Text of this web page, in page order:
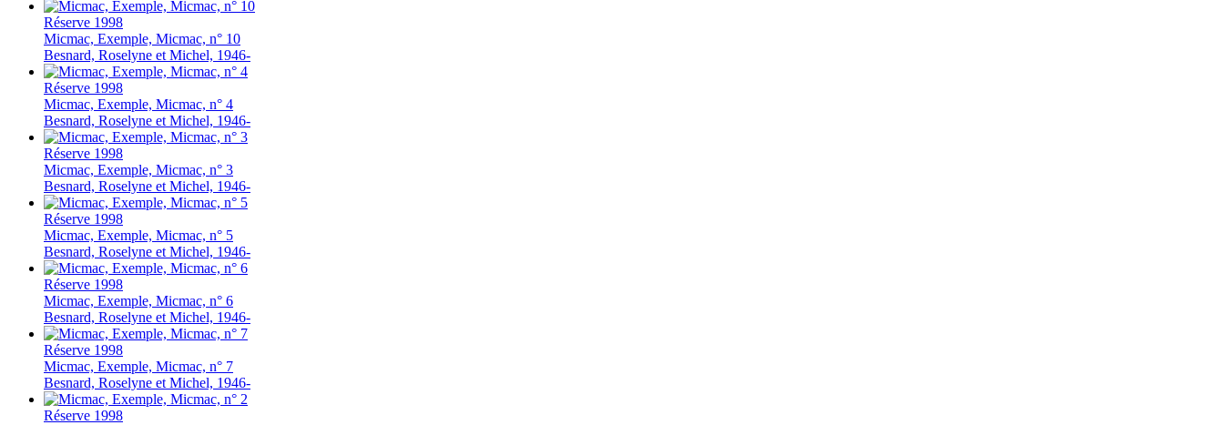
Réserve 1998
Micmac, Exemple, Micmac, n° 10
Besnard, Roselyne et Michel, 1946-
Réserve 1998
Micmac, Exemple, Micmac, n° 4
Besnard, Roselyne et Michel, 1946-
Réserve 1998
Micmac, Exemple, Micmac, n° 3
Besnard, Roselyne et Michel, 1946-
Réserve 1998
Micmac, Exemple, Micmac, n° 5
Besnard, Roselyne et Michel, 1946-
Réserve 1998
Micmac, Exemple, Micmac, n° 6
Besnard, Roselyne et Michel, 1946-
Réserve 1998
Micmac, Exemple, Micmac, n° 7
Besnard, Roselyne et Michel, 1946-
Réserve 1998